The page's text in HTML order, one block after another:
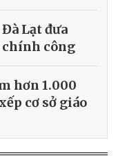
Lạt đưa
chính công
hơn 1.000
cơ sở giáo